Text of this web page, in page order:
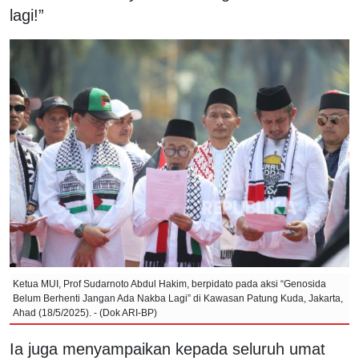
lagi!”
Ketua MUI, Prof Sudarnoto Abdul Hakim, berpidato pada aksi “Genosida
Belum Berhenti Jangan Ada Nakba Lagi” di Kawasan Patung Kuda, Jakarta,
Ahad (18/5/2025). - (Dok ARI-BP)
Ia juga menyampaikan kepada seluruh umat